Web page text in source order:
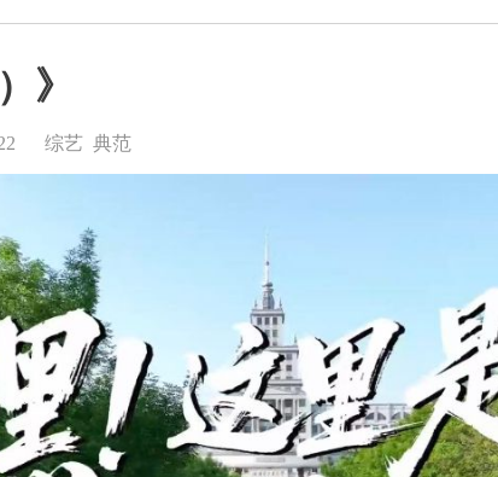
》
综艺 典范